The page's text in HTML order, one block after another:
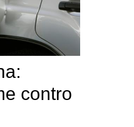
contro